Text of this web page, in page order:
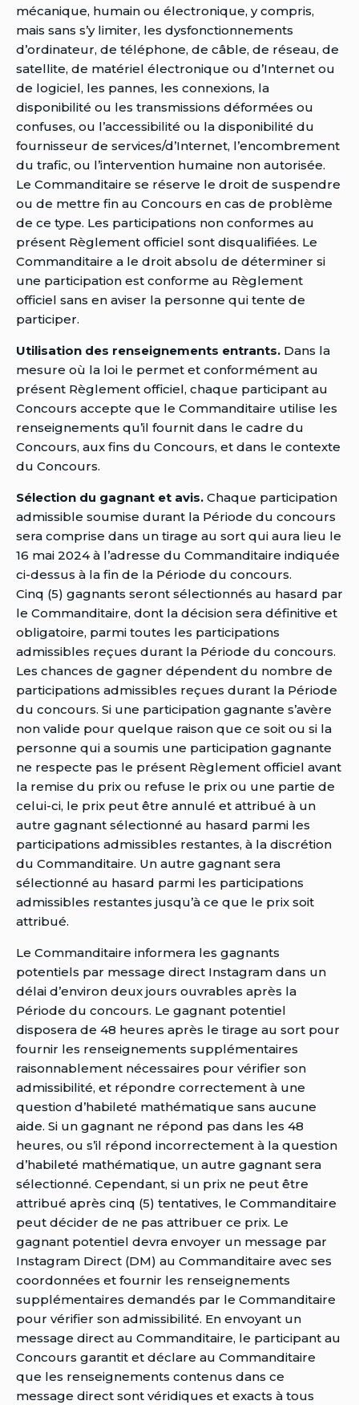
mécanique, humain ou électronique, y compris,
mais sans s’y limiter, les dysfonctionnements
d’ordinateur, de téléphone, de câble, de réseau, de
satellite, de matériel électronique ou d’Internet ou
de logiciel, les pannes, les connexions, la
disponibilité ou les transmissions déformées ou
confuses, ou l’accessibilité ou la disponibilité du
fournisseur de services/d’Internet, l’encombrement
du trafic, ou l’intervention humaine non autorisée.
Le Commanditaire se réserve le droit de suspendre
ou de mettre fin au Concours en cas de problème
de ce type. Les participations non conformes au
présent Règlement officiel sont disqualifiées. Le
Commanditaire a le droit absolu de déterminer si
une participation est conforme au Règlement
officiel sans en aviser la personne qui tente de
participer.
Utilisation des renseignements entrants. Dans la
mesure où la loi le permet et conformément au
présent Règlement officiel, chaque participant au
Concours accepte que le Commanditaire utilise les
renseignements qu’il fournit dans le cadre du
Concours, aux fins du Concours, et dans le contexte
du Concours.
Sélection du gagnant et avis. Chaque participation
admissible soumise durant la Période du concours
sera comprise dans un tirage au sort qui aura lieu le
16 mai 2024 à l’adresse du Commanditaire indiquée
ci-dessus à la fin de la Période du concours.
Cinq (5) gagnants seront sélectionnés au hasard par
le Commanditaire, dont la décision sera définitive et
obligatoire, parmi toutes les participations
admissibles reçues durant la Période du concours.
Les chances de gagner dépendent du nombre de
participations admissibles reçues durant la Période
du concours. Si une participation gagnante s’avère
non valide pour quelque raison que ce soit ou si la
personne qui a soumis une participation gagnante
ne respecte pas le présent Règlement officiel avant
la remise du prix ou refuse le prix ou une partie de
celui-ci, le prix peut être annulé et attribué à un
autre gagnant sélectionné au hasard parmi les
participations admissibles restantes, à la discrétion
du Commanditaire. Un autre gagnant sera
sélectionné au hasard parmi les participations
admissibles restantes jusqu’à ce que le prix soit
attribué.
Le Commanditaire informera les gagnants
potentiels par message direct Instagram dans un
délai d’environ deux jours ouvrables après la
Période du concours. Le gagnant potentiel
disposera de 48 heures après le tirage au sort pour
fournir les renseignements supplémentaires
raisonnablement nécessaires pour vérifier son
admissibilité, et répondre correctement à une
question d’habileté mathématique sans aucune
aide. Si un gagnant ne répond pas dans les 48
heures, ou s’il répond incorrectement à la question
d’habileté mathématique, un autre gagnant sera
sélectionné. Cependant, si un prix ne peut être
attribué après cinq (5) tentatives, le Commanditaire
peut décider de ne pas attribuer ce prix. Le
gagnant potentiel devra envoyer un message par
Instagram Direct (DM) au Commanditaire avec ses
coordonnées et fournir les renseignements
supplémentaires demandés par le Commanditaire
pour vérifier son admissibilité. En envoyant un
message direct au Commanditaire, le participant au
Concours garantit et déclare au Commanditaire
que les renseignements contenus dans ce
message direct sont véridiques et exacts à tous